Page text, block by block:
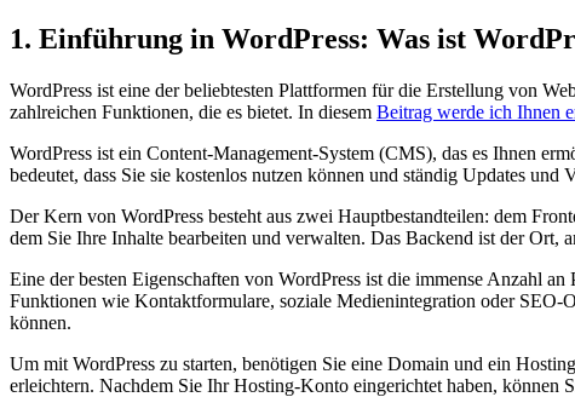
1. Einführung in WordPress: Was ist⁢
WordPress ist eine der beliebtesten Plattformen für die Erstellung von
zahlreichen Funktionen, die es bietet. In diesem Beitrag werde‌ ich Ihnen
WordPress ist ein Content-Management-System (CMS), das es Ihnen
bedeutet, dass Sie sie kostenlos ‌nutzen können und ständig Updates und
Der Kern von WordPress besteht aus zwei Hauptbestandteilen: dem
⁣dem Sie Ihre Inhalte bearbeiten und verwalten. Das Backend ist der Ort,
Eine der besten Eigenschaften von WordPress ist die immense Anzahl
Funktionen ​wie Kontaktformulare, soziale Medienintegration oder SEO-
können.
Um mit WordPress⁢ zu starten, benötigen Sie eine Domain und ein
erleichtern. Nachdem Sie Ihr Hosting-Konto eingerichtet haben,⁢ können